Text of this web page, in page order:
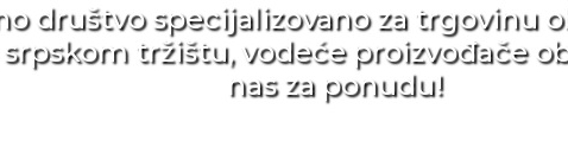
društvo specijalizovano za trgovinu
tržištu, vodeće proizvođače
nas za ponudu!